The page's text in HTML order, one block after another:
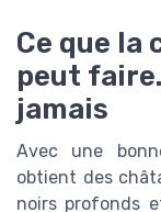
Ce que la
peut
jamais
Avec une
obtient des
noirs profonds